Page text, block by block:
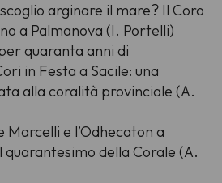
arginare il mare? Il Coro
a Palmanova (I. Portelli)
quaranta anni di
in Festa a Sacile: una
alla coralità provinciale (A.
Marcelli e l’Odhecaton a
quarantesimo della Corale (A.